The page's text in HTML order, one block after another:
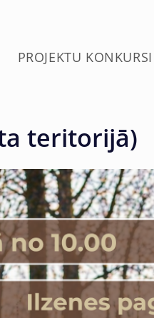
PROJEKTU KONKURSI
teritorijā)